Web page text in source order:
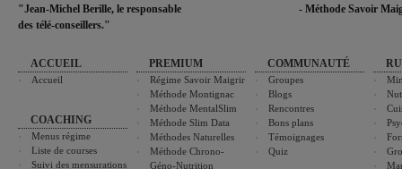
"Jean-Michel Berille, le responsable
des télé-conseillers."
- Méthode Savoir
ACCUEIL
Accueil
COACHING
Menus régime
Liste de courses
Suivi des mensurations
PREMIUM
Régime Savoir Maigrir
Méthode Montignac
Méthode MentalSlim
Méthode Slim Data
Méthodes Naturelles
Méthode Chrono-
Géno-Nutrition
COMMUNAUTÉ
Groupes
Blogs
Rencontres
Bons plans
Témoignages
Quiz